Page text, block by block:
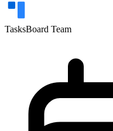
TasksBoard Team